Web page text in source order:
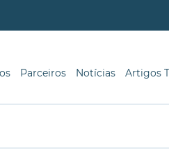
Parceiros Notícias Artigos